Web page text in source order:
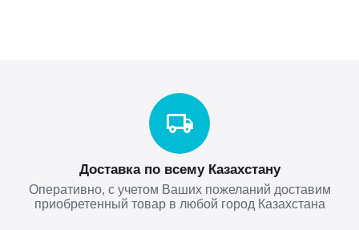
Доставка по всему Казахстану
Оперативно, с учетом Ваших пожеланий доставим
приобретенный товар в любой город Казахстана